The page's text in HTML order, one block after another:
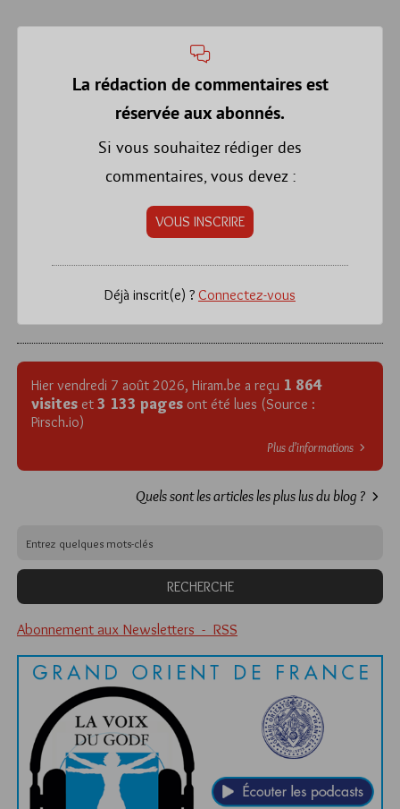
La rédaction de commentaires est
réservée aux abonnés.
Si vous souhaitez rédiger des
commentaires, vous devez :
VOUS INSCRIRE
Déjà inscrit(e) ? Connectez-vous
Hier vendredi 7 août 2026, Hiram.be a reçu 1 864
visites et 3 133 pages ont été lues (Source :
Pirsch.io)
Plus d’informations
Quels sont les articles les plus lus du blog ?
Abonnement aux Newsletters - RSS